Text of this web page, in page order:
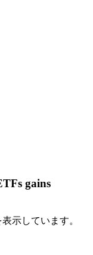
gains
示しています。